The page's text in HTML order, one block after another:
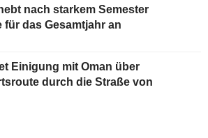
nach starkem Semester
für das Gesamtjahr an
Einigung mit Oman über
durch die Straße von